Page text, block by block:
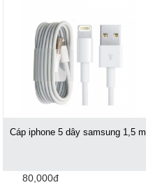
Cáp iphone 5 dây samsung 1,5 m
80,000đ